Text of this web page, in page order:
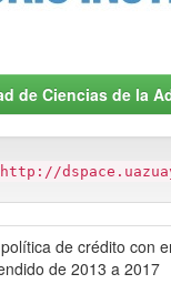
de Ciencias de la
http://
de crédito con
de 2013 a 2017